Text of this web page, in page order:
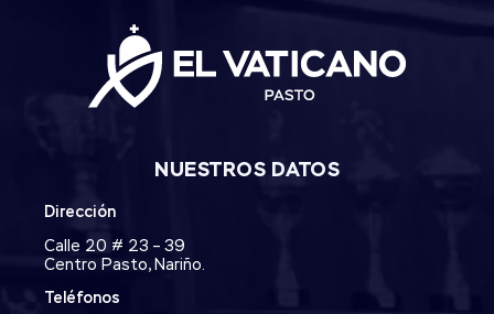
NUESTROS DATOS
Dirección
Calle 20 # 23 – 39
Centro Pasto, Nariño.
Teléfonos